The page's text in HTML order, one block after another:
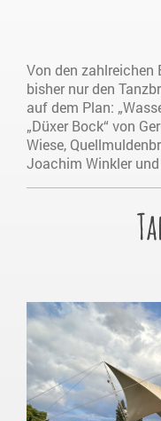
Von den zahlreichen
bisher nur den
auf dem Plan:
„Düxer Bock“ von
Wiese,
Joachim Winkler